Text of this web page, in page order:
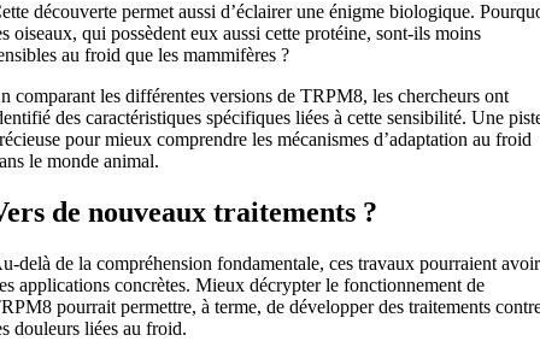
découverte permet aussi d’éclairer une énigme biologique.
oiseaux, qui possèdent eux aussi cette protéine, sont-ils moins
au froid que les mammifères ?
comparant les différentes versions de TRPM8, les chercheurs ont
des caractéristiques spécifiques liées à cette sensibilité. Une
pour mieux comprendre les mécanismes d’adaptation au froid
le monde animal.
de nouveaux traitements ?
delà de la compréhension fondamentale, ces travaux pourraient avoir
applications concrètes. Mieux décrypter le fonctionnement de
pourrait permettre, à terme, de développer des traitements
douleurs liées au froid.